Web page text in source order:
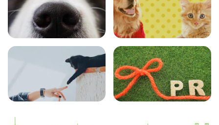
エンタメ クイズ